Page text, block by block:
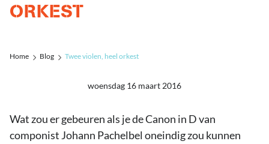
ORKEST
Home Blog Twee violen, heel orkest
woensdag 16 maart 2016
Wat zou er gebeuren als je de Canon in D van
componist Johann Pachelbel oneindig zou kunnen